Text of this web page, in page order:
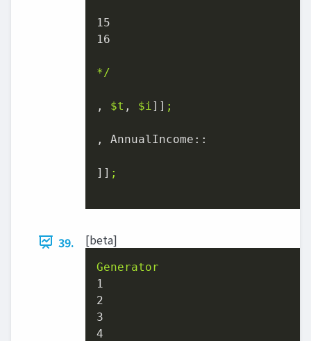
15
16
*/
, $t , $i ]] ;
, AnnualIncome::
]] ;
39. [beta]
Generator
1
2
3
4